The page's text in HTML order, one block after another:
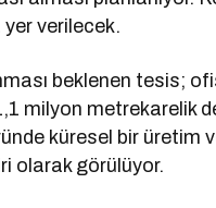
verilecek.
beklenen tesis;
milyon metrekarelik
küresel bir
olarak görülüyor.